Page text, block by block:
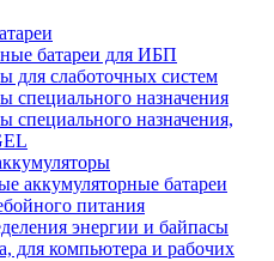
батареи для ИБП
для слаботочных систем
специального назначения
специального назначения,
аккумуляторные батареи
питания
энергии и байпасы
для компьютера и рабочих